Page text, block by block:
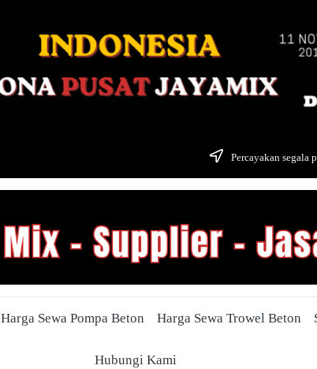
Percayakan segala
Harga Sewa Pompa Beton Harga Sewa Trowel Beton
Hubungi Kami